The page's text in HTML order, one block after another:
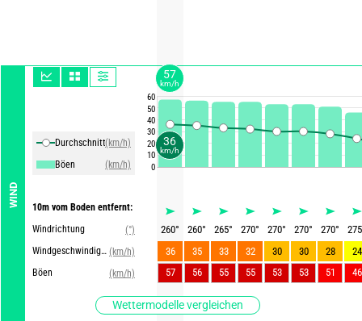
WIND
Durchschnittliche Winde
(km/h)
Böen
(km/h)
10m vom Boden entfernt:
Windrichtung
(°)
Windgeschwindigkeit (km/h)
Böen
(km/h)
Wettermodelle vergleichen
60
50
40
30
20
10
0
260° 260° 265° 270° 270° 270° 270°
275
36
35 33 32 30 30 28
24
57
56 55 55 53 53 51 46
36
km/h
57
km/h